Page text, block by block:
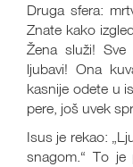
Druga sfera:
Znate kako
Žena služi!
ljubavi! Ona
kasnije odete u
pere, još uvek
Isus je rekao:
snagom.“ To